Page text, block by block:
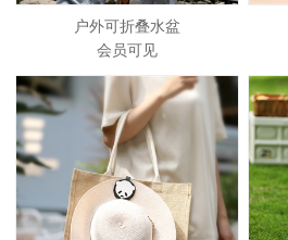
户外可折叠水盆
会员可见